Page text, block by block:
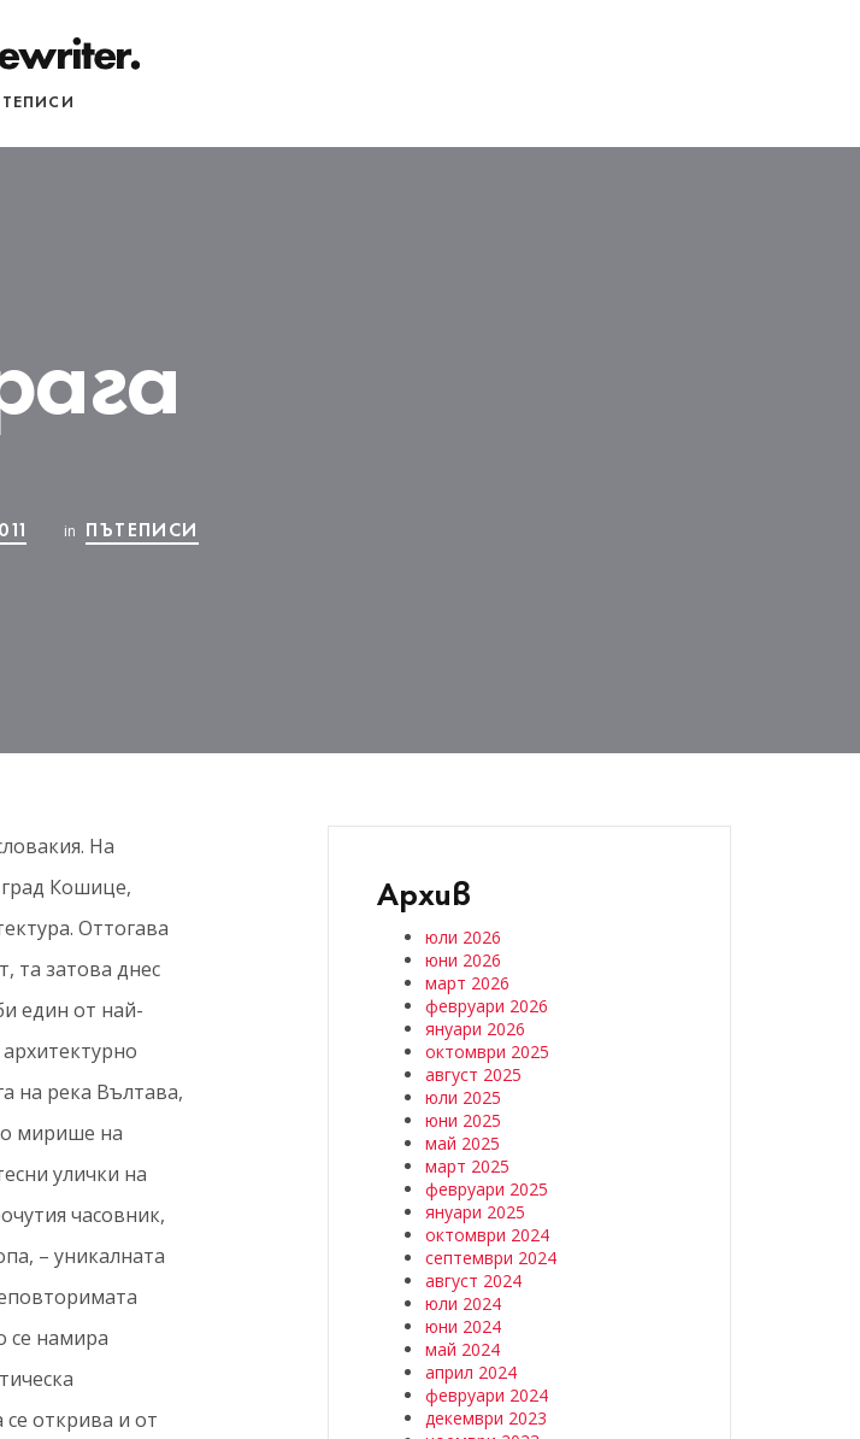
in ПЪТЕПИСИ
На
Кошице,
Оттогава
та затова днес
един от най-
на река Вълтава,
мирише на
улички на
часовник,
– уникалната
се намира
се открива и от
Архив
юли 2026
юни 2026
март 2026
февруари 2026
януари 2026
октомври 2025
август 2025
юли 2025
юни 2025
май 2025
март 2025
февруари 2025
януари 2025
октомври 2024
септември 2024
август 2024
юли 2024
юни 2024
май 2024
април 2024
февруари 2024
декември 2023